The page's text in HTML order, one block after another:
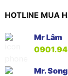
HOTLINE MUA
Mr Lâm
Mr. Song